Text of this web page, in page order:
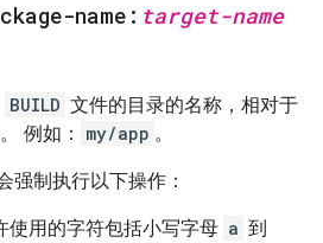
name: target-name
BUILD 文件的目录的名称，相对于
例如：
my/app 。
强制执行以下操作：
使用的字符包括小写字母 a 到